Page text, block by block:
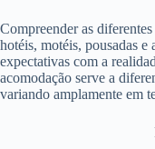
Compreender as
hotéis, motéis, pousadas e
expectativas com a
acomodação serve a
variando amplamente em